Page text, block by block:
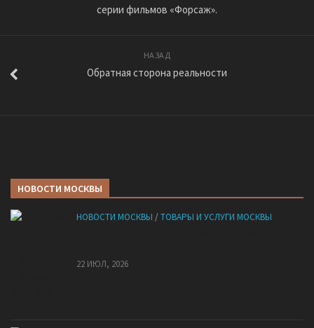
серии фильмов «Форсаж».
НАЗАД
Обратная сторона реальности
НОВОСТИ МОСКВЫ
НОВОСТИ МОСКВЫ /ТОВАРЫ И УСЛУГИ МОСКВЫ
22 ИЮЛ, 2026